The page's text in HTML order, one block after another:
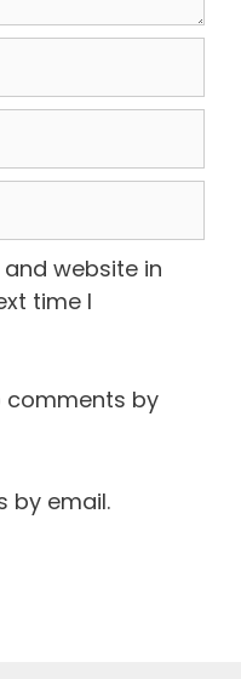
website in
time I
by
by email.